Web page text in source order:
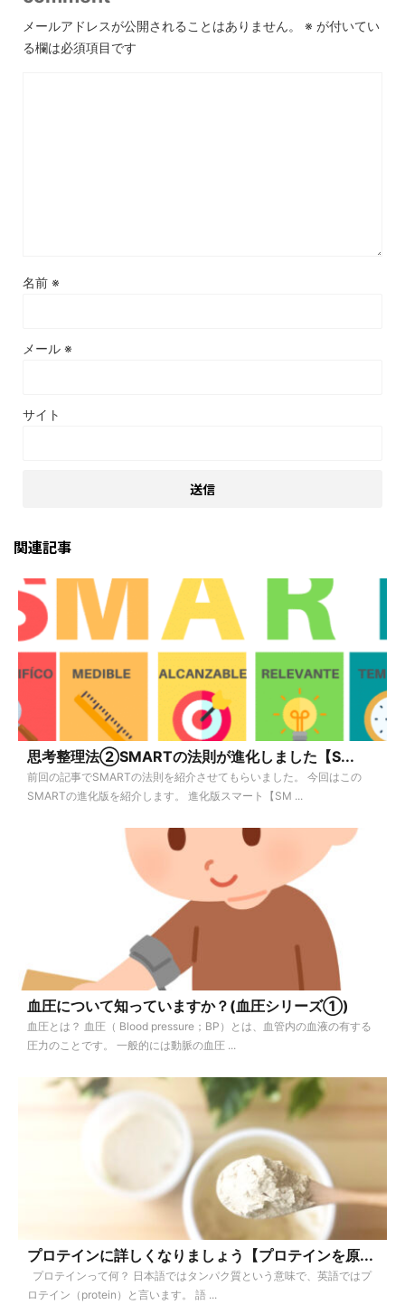
メールアドレスが公開されることはありません。 ※ が付いてい
る欄は必須項目です
名前 ※
メール ※
サイト
関連記事
思考整理法②SMARTの法則が進化しました【S...
前回の記事でSMARTの法則を紹介させてもらいました。 今回はこの
SMARTの進化版を紹介します。 進化版スマート【SM ...
血圧について知っていますか？(血圧シリーズ①)
血圧とは？ 血圧（ Blood pressure；BP）とは、血管内の血液の有する
圧力のことです。 一般的には動脈の血圧 ...
プロテインに詳しくなりましょう【プロテインを原...
プロテインって何？ 日本語ではタンパク質という意味で、英語ではプ
ロテイン（protein）と言います。 語 ...